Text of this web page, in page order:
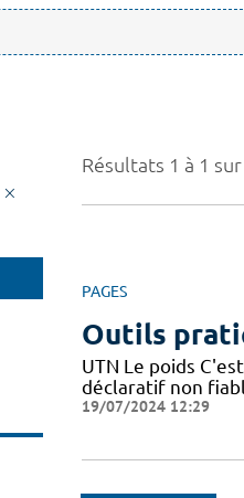
Résultats 1 à 1
PAGES
Outils
UTN Le poids
déclaratif non
19/07/2024 12:29